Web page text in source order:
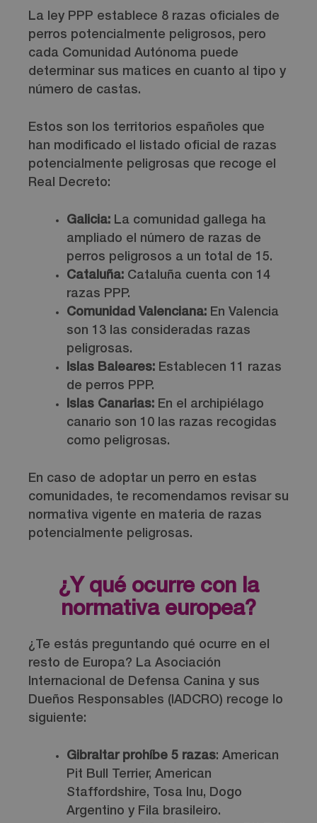
La ley PPP establece 8 razas oficiales de
perros potencialmente peligrosos, pero
cada Comunidad Autónoma puede
determinar sus matices en cuanto al tipo y
número de castas.
Estos son los territorios españoles que
han modificado el listado oficial de razas
potencialmente peligrosas que recoge el
Real Decreto:
Galicia: La comunidad gallega ha
ampliado el número de razas de
perros peligrosos a un total de 15.
Cataluña: Cataluña cuenta con 14
razas PPP.
Comunidad Valenciana: En Valencia
son 13 las consideradas razas
peligrosas.
Islas Baleares: Establecen 11 razas
de perros PPP.
Islas Canarias: En el archipiélago
canario son 10 las razas recogidas
como peligrosas.
En caso de adoptar un perro en estas
comunidades, te recomendamos revisar su
normativa vigente en materia de razas
potencialmente peligrosas.
¿Y qué ocurre con la
normativa europea?
¿Te estás preguntando qué ocurre en el
resto de Europa? La Asociación
Internacional de Defensa Canina y sus
Dueños Responsables (IADCRO) recoge lo
siguiente:
Gibraltar prohíbe 5 razas: American
Pit Bull Terrier, American
Staffordshire, Tosa Inu, Dogo
Argentino y Fila brasileiro.